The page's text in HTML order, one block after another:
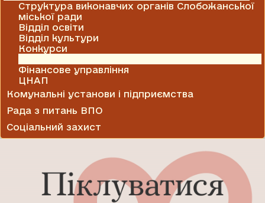
Структура виконавчих органів Слобожанської
міської ради
Відділ освіти
Відділ культури
Конкурси
Фінансове управління
ЦНАП
Комунальні установи і підприємства
Рада з питань ВПО
Соціальний захист